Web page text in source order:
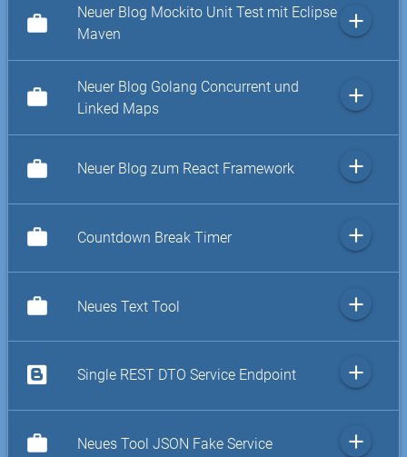
work
Neuer Blog Mockito Unit Test mit Eclipse
Maven
add
work
Neuer Blog Golang Concurrent und
Linked Maps
add
work Neuer Blog zum React Framework add
work Countdown Break Timer add
work Neues Text Tool add
Single REST DTO Service Endpoint add
work Neues Tool JSON Fake Service add